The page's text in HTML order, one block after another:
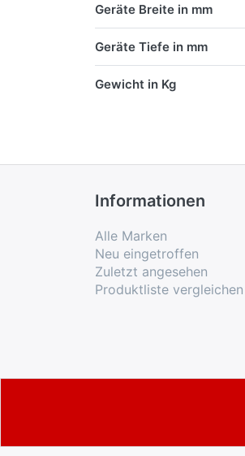
Geräte Breite in mm
Geräte Tiefe in mm
Gewicht in Kg
Informationen
Alle Marken
Neu eingetroffen
Zuletzt angesehen
Produktliste vergleichen